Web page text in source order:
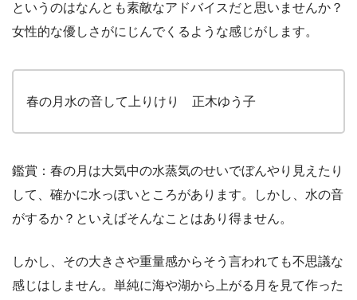
というのはなんとも素敵なアドバイスだと思いませんか？
女性的な優しさがにじんでくるような感じがします。
春の月水の音して上りけり 正木ゆう子
鑑賞：春の月は大気中の水蒸気のせいでぼんやり見えたり
して、確かに水っぽいところがあります。しかし、水の音
がするか？といえばそんなことはあり得ません。
しかし、その大きさや重量感からそう言われても不思議な
感じはしません。単純に海や湖から上がる月を見て作った